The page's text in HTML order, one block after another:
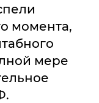
момента,
мере